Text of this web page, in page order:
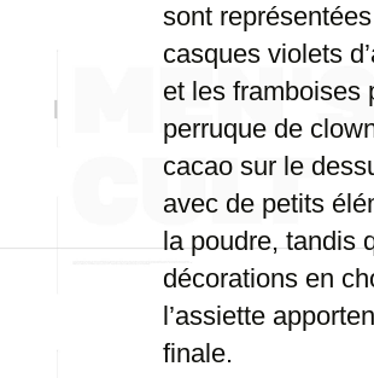
sont
casques violets
et les framboises
perruque de
cacao sur le
avec de petits
la poudre, tandis
décorations en
l’assiette
finale.